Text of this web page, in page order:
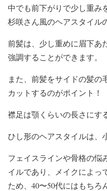
中でも前下がりで少し重み
杉咲さん風のヘアスタイル
前髪は、少し重めに眉下あ
強調することができます。
また、 前髪をサイドの髪の
カットするのがポイント！
襟足は顎くらいの長さにす
ひし形のヘアスタイルは、
フェイスラインや骨格の悩
イルであり、メイクによっ
ため、40〜50代にはもちろ